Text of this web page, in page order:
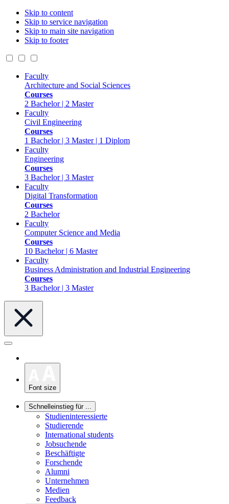
Skip to content
Skip to service navigation
Skip to main site navigation
Skip to footer
Faculty
Architecture and Social Sciences
Courses
2 Bachelor | 2 Master
Faculty
Civil Engineering
Courses
1 Bachelor | 3 Master | 1 Diplom
Faculty
Engineering
Courses
3 Bachelor | 3 Master
Faculty
Digital Transformation
Courses
2 Bachelor
Faculty
Computer Science and Media
Courses
10 Bachelor | 6 Master
Faculty
Business Administration and Industrial Engineering
Courses
3 Bachelor | 3 Master
Font size
Schnelleinstieg für ...
Studieninteressierte
Studierende
International students
Jobsuchende
Beschäftigte
Forschende
Alumni
Unternehmen
Medien
Feedback